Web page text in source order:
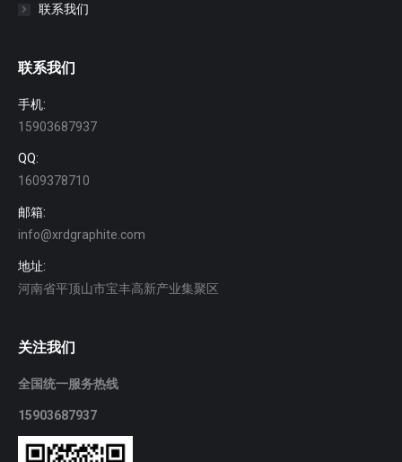
联系我们
联系我们
手机:
15903687937
QQ:
1609378710
邮箱:
info@xrdgraphite.com
地址:
河南省平顶山市宝丰高新产业集聚区
关注我们
全国统一服务热线
15903687937